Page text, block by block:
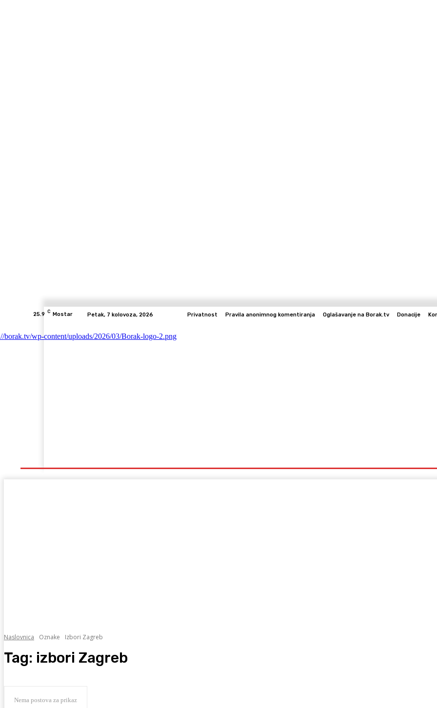
25.9 C Mostar Petak, 7 kolovoza, 2026 Privatnost Pravila anonimnog komentiranja Oglašavanje na Borak.tv Donacije
Naslovnica Oznake Izbori Zagreb
Tag: izbori Zagreb
Nema postova za prikaz